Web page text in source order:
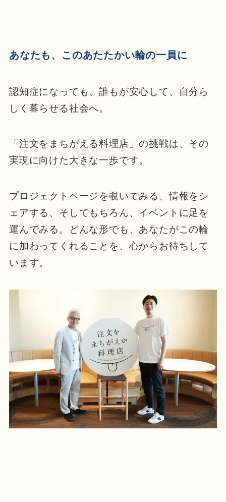
あなたも、このあたたかい輪の一員に
認知症になっても、誰もが安心して、自分ら
しく暮らせる社会へ。
「注文をまちがえる料理店」の挑戦は、その
実現に向けた大きな一歩です。
プロジェクトページを覗いてみる、情報をシ
ェアする、そしてもちろん、イベントに足を
運んでみる。どんな形でも、あなたがこの輪
に加わってくれることを、心からお待ちして
います。